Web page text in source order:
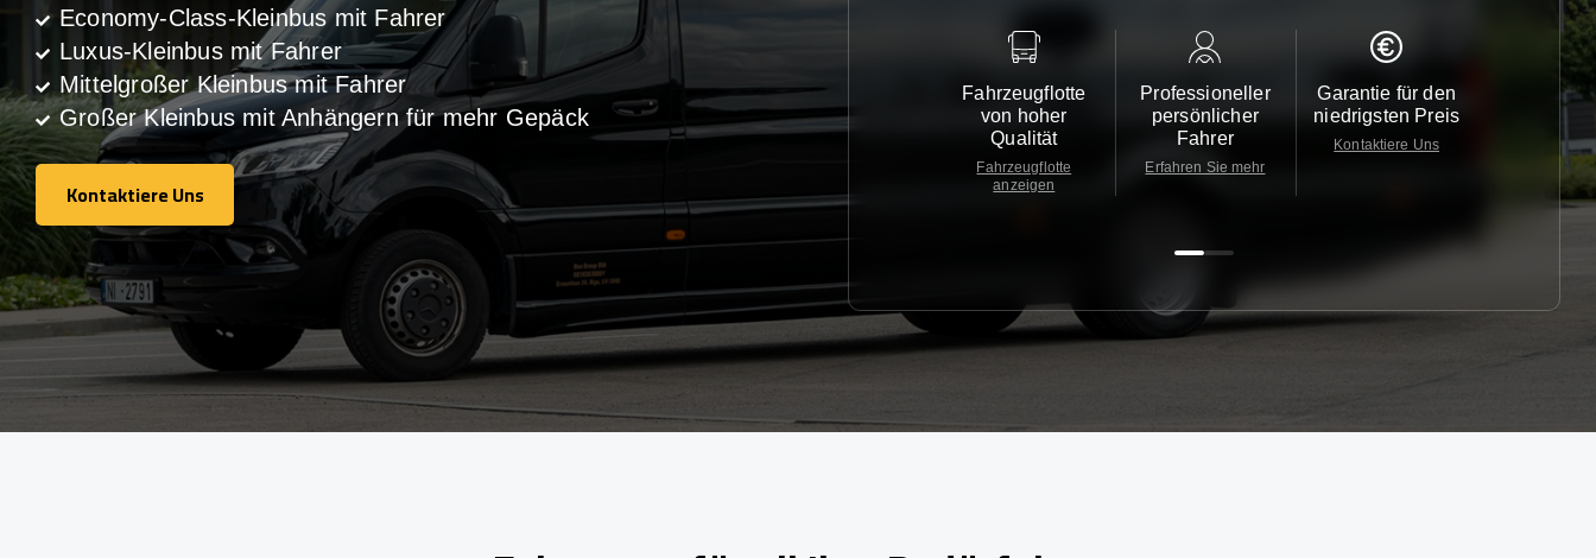
Economy-Class-Kleinbus mit Fahrer
Luxus-Kleinbus mit Fahrer
Mittelgroßer Kleinbus mit Fahrer
Großer Kleinbus mit Anhängern für mehr Gepäck
Kontaktiere Uns
Kontaktiere Uns
Fahrzeugflotte
von hoher
Qualität
Fahrzeugflotte
anzeigen
Professioneller
persönlicher
Fahrer
Erfahren Sie mehr
Garantie für den
niedrigsten Preis
Kontaktiere Uns Kontaktiere